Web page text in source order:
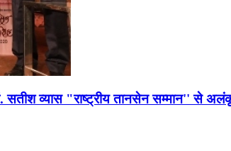
व्यास "राष्ट्रीय तानसेन सम्मान'' से